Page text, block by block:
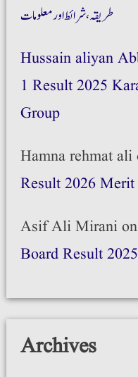
طریقہ،شرائط اور معلومات
Hussain aliyan
1 Result 2025
Group
Hamna rehmat ali
Result 2026
Asif Ali Miranion
Board Result
Archives